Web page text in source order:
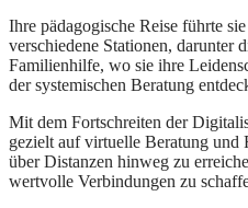
Ihre pädagogische Reise führte
verschiedene Stationen, darunter
Familienhilfe, wo sie ihre
der systemischen Beratung
Mit dem Fortschreiten der
gezielt auf virtuelle Beratung und
über Distanzen hinweg zu
wertvolle Verbindungen zu